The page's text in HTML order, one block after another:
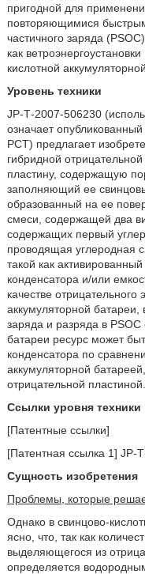
пригодной для
повторяющимися
частичного заряда
как
кислотной
Уровень техники
JP-Т-2007-506230
означает
РСТ) предлагает
гибридной
пластину, содержащую
заполняющий ее
образованный на ее
смеси, содержащей два
содержащих первый
проводящая углеродная
такой как
конденсатора и/или
качестве отрицательного
аккумуляторной
заряда и разряда в PSOC
батареи ресурс может
конденсатора по
аккумуляторной
отрицательной пластиной.
Ссылки уровня техники
[Патентные ссылки]
[Патентная ссылка 1] JP-
Сущность изобретения
Проблемы, которые
Однако в свинцово-
ясно, что, так как
выделяющегося из
определяется